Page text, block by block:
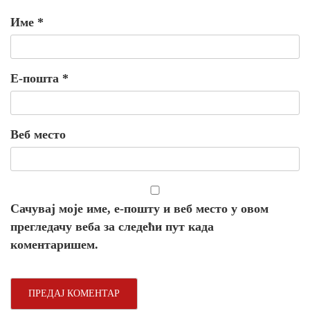
Име *
Е-пошта *
Веб место
Сачувај моје име, е-пошту и веб место у овом
прегледачу веба за следећи пут када
коментаришем.